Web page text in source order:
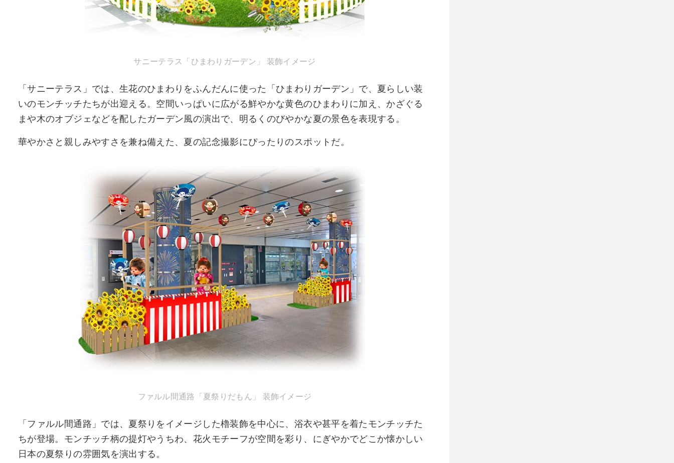
サニーテラス「ひまわりガーデン」 装飾イメージ
「サニーテラス」では、生花のひまわりをふんだんに使った「ひまわりガーデン」で、夏らしい装
いのモンチッチたちが出迎える。空間いっぱいに広がる鮮やかな黄色のひまわりに加え、かざぐる
まや木のオブジェなどを配したガーデン風の演出で、明るくのびやかな夏の景色を表現する。
華やかさと親しみやすさを兼ね備えた、夏の記念撮影にぴったりのスポットだ。
ファルル間通路「夏祭りだもん」 装飾イメージ
「ファルル間通路」では、夏祭りをイメージした櫓装飾を中心に、浴衣や甚平を着たモンチッチた
ちが登場。モンチッチ柄の提灯やうちわ、花火モチーフが空間を彩り、にぎやかでどこか懐かしい
日本の夏祭りの雰囲気を演出する。